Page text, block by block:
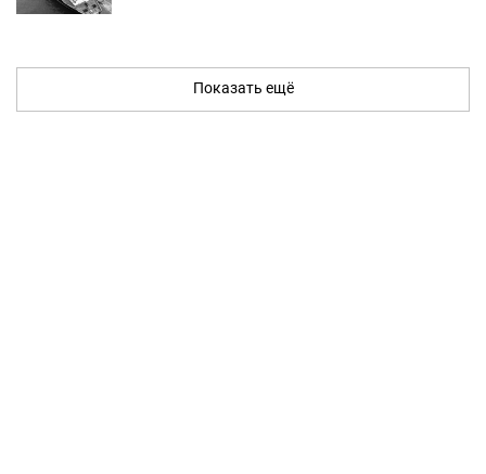
Показать ещё